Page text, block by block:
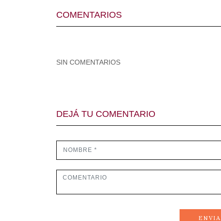
COMENTARIOS
SIN COMENTARIOS
DEJÁ TU COMENTARIO